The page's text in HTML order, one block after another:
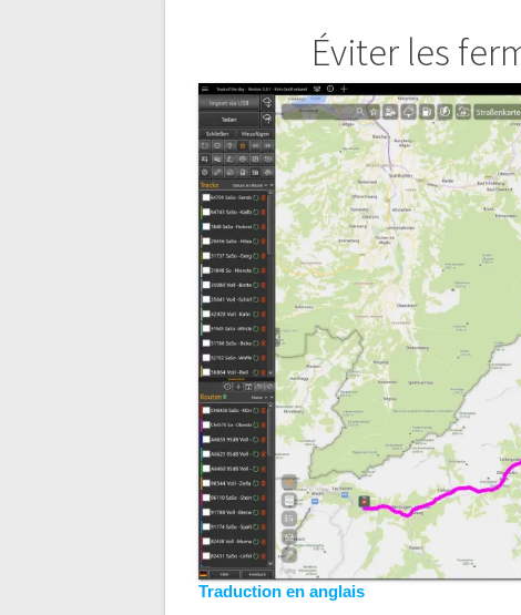
Éviter les
Traduction en anglais
Navigation
de
l’article